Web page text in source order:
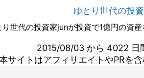
ゆとり世代の投
り世代の投資家junが投資で1億円の資
2015/08/03 から 4022 日
サイトはアフィリエイトやPRを